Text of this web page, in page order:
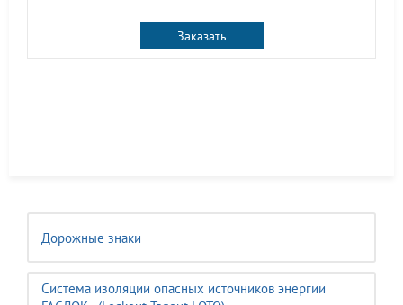
Дорожные знаки
Система изоляции опасных источников энергии
Заказать